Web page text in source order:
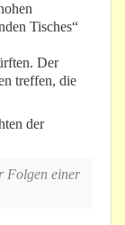
Tisches“
Der
treffen, die
der
Folgen einer